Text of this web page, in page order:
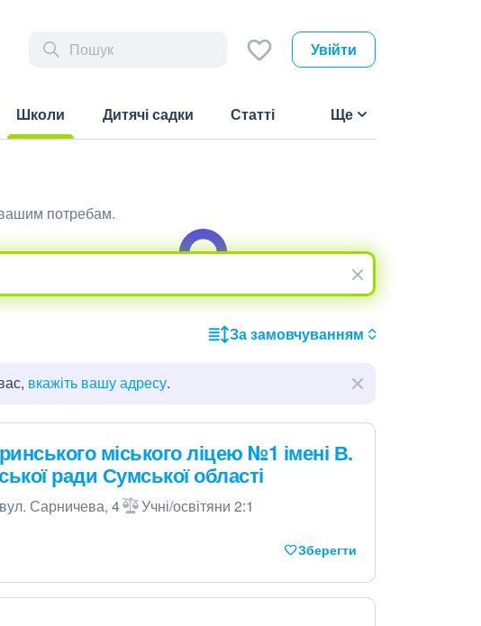
Увійти
Школи
Дитячі садки Статті Ще
потребам.
За замовчуванням
вкажіть вашу адресу.
міського ліцею №1 імені В.
ради Сумської області
Сарничева, 4 Учні/освітяни 2:1
Зберегти